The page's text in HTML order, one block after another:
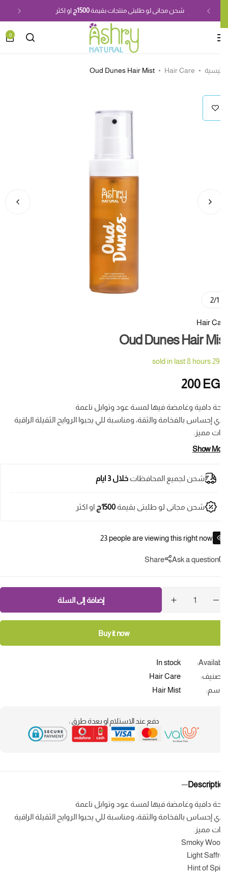
تابعينا باستمرار علشان تلحقىالعروض والخصومات
Hair Care
Oud Dunes Hair Mist
2
Hair
Oud Dunes Hair
sold in last 8 hours
200
دافية وغامضة فيها لمسة عود وتوابل ناعمة
إحساس بالفخامة والثقة، ومناسبة للي يحبوا الروايح الثقيلة الراقية
مميز.
Smoky
Hint of
Show
شحن لجميع المحافظاتخلال 3 ايام
شحن مجانى لو طلبتى بقيمة1500ج او اكثر
23people are viewing this right now
Ask a question
Share
إضافة إلى السلة
Buy it now
In stock
Hair Care
Hair Mist
دفع عند الاستلام او بعدة طرق :
دافية وغامضة فيها لمسة عود وتوابل ناعمة
إحساس بالفخامة والثقة، ومناسبة للي يحبوا الروايح الثقيلة الراقية
مميز.
Smoky
Light
Hint of